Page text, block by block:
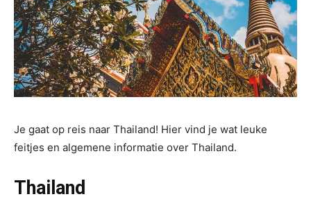
Je gaat op reis naar Thailand! Hier vind je wat leuke
feitjes en algemene informatie over Thailand.
Thailand